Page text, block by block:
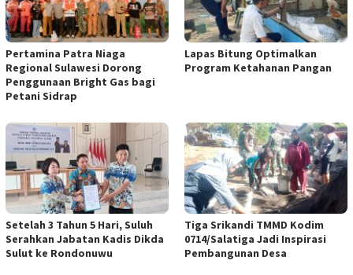
Pertamina Patra Niaga
Regional Sulawesi Dorong
Penggunaan Bright Gas bagi
Petani Sidrap
Lapas Bitung Optimalkan
Program Ketahanan Pangan
Setelah 3 Tahun 5 Hari, Suluh
Serahkan Jabatan Kadis Dikda
Sulut ke Rondonuwu
Tiga Srikandi TMMD Kodim
0714/Salatiga Jadi Inspirasi
Pembangunan Desa